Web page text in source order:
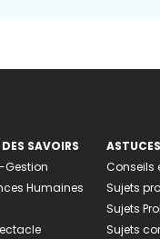
SAVOIRS
Gestion
Humaines
Conseils
Sujets
Sujets
Sujets